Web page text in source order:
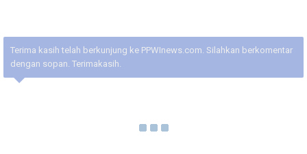
Terima kasih telah berkunjung ke PPWInews.com. Silahkan berkomentar
dengan sopan. Terimakasih.